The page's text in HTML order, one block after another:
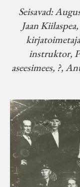
Seisavad:
Jaan
instruktor,
aseesimees, ?,